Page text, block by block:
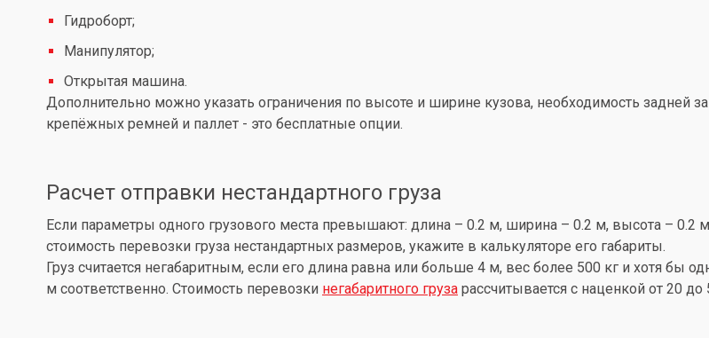
Гидроборт;
Манипулятор;
Открытая машина.
Дополнительно можно указать ограничения по высоте и ширине кузова, необходимость задней
крепёжных ремней и паллет - это бесплатные опции.
Расчет отправки нестандартного груза
Если параметры одного грузового места превышают: длина – 0.2 м, ширина – 0.2 м, высота – 0.2 м
стоимость перевозки груза нестандартных размеров, укажите в калькуляторе его габариты.
Груз считается негабаритным, если его длина равна или больше 4 м, вес более 500 кг и хотя
м соответственно. Стоимость перевозки негабаритного груза рассчитывается с наценкой от 20 до